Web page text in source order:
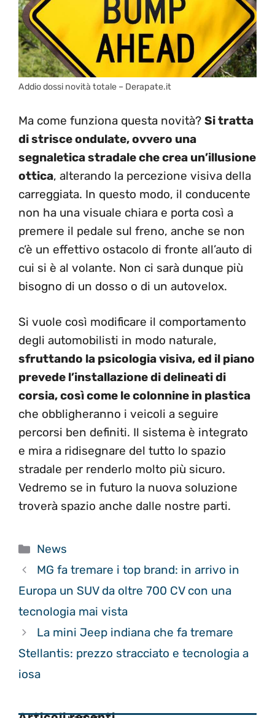
Addio dossi novità totale – Derapate.it
Ma come funziona questa novità? Si tratta
di strisce ondulate, ovvero una
segnaletica stradale che crea un’illusione
ottica, alterando la percezione visiva della
carreggiata. In questo modo, il conducente
non ha una visuale chiara e porta così a
premere il pedale sul freno, anche se non
c’è un effettivo ostacolo di fronte all’auto di
cui si è al volante. Non ci sarà dunque più
bisogno di un dosso o di un autovelox.
Si vuole così modificare il comportamento
degli automobilisti in modo naturale,
sfruttando la psicologia visiva, ed il piano
prevede l’installazione di delineati di
corsia, così come le colonnine in plastica
che obbligheranno i veicoli a seguire
percorsi ben definiti. Il sistema è integrato
e mira a ridisegnare del tutto lo spazio
stradale per renderlo molto più sicuro.
Vedremo se in futuro la nuova soluzione
troverà spazio anche dalle nostre parti.
Categorie
News
MG fa tremare i top brand: in arrivo in
Europa un SUV da oltre 700 CV con una
tecnologia mai vista
La mini Jeep indiana che fa tremare
Stellantis: prezzo stracciato e tecnologia a
iosa